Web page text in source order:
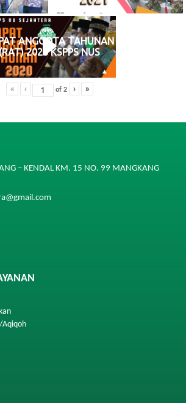
ANGGOTA TAHUNAN
2020 KSPPS NUS
« ‹ of 2 › »
– KENDAL KM. 15 NO. 99 MANGKANG
Aqiqoh